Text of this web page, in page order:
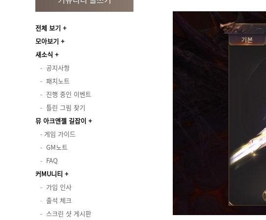
전체 보기
모아보기
새소식
공지사항
패치노트
진행 중인 이벤트
틀린 그림 찾기
뮤 아크엔젤 길잡이
게임 가이드
GM노트
FAQ
커MU니티
가입 인사
출석 체크
스크린 샷 게시판